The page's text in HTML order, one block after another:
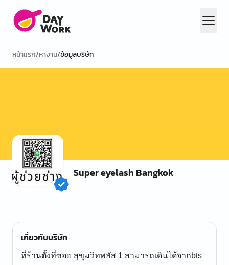
หน้าแรก/หางาน/ข้อมูลบริษัท
Super eyelash Bangkok
เกี่ยวกับบริษัท
ที่ร้านตั้งที่ซอย สุขุมวิทพลัส 1 สามารถเดินได้จากbts